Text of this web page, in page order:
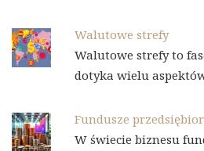
Walutowe strefy
Walutowe strefy to
dotyka wielu
Fundusze
W świecie biznesu